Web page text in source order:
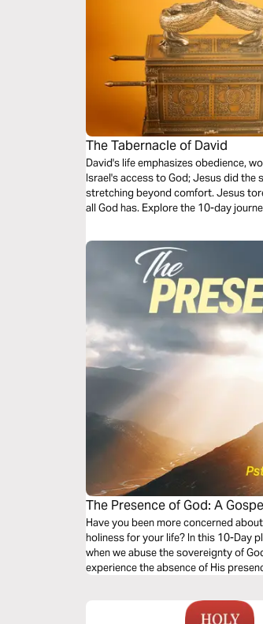
The Tabernacle of David
David's life emphasizes obedience,
Israel's access to God; Jesus did the
stretching beyond comfort. Jesus
all God has. Explore the 10-day
The Presence of God: A
Have you been more concerned
holiness for your life? In this 10-Day
when we abuse the sovereignty of
experience the absence of His
North Point Baptist Church in